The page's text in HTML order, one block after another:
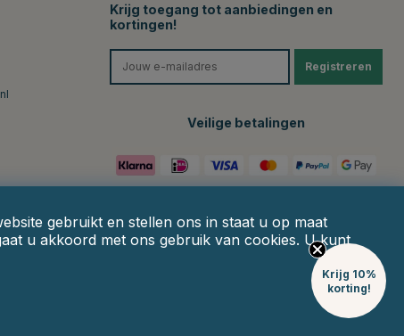
Krijg toegang tot aanbiedingen en
kortingen!
Registreren
Veilige betalingen
gebruikt en stellen ons in staat u op maat
u akkoord met ons gebruik van cookies. U kunt
Krijg 10%
korting!